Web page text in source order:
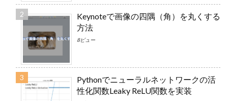
Keynoteで画像の四隅（角）を丸くする
方法
8ビュー
Pythonでニューラルネットワークの活
性化関数Leaky ReLU関数を実装